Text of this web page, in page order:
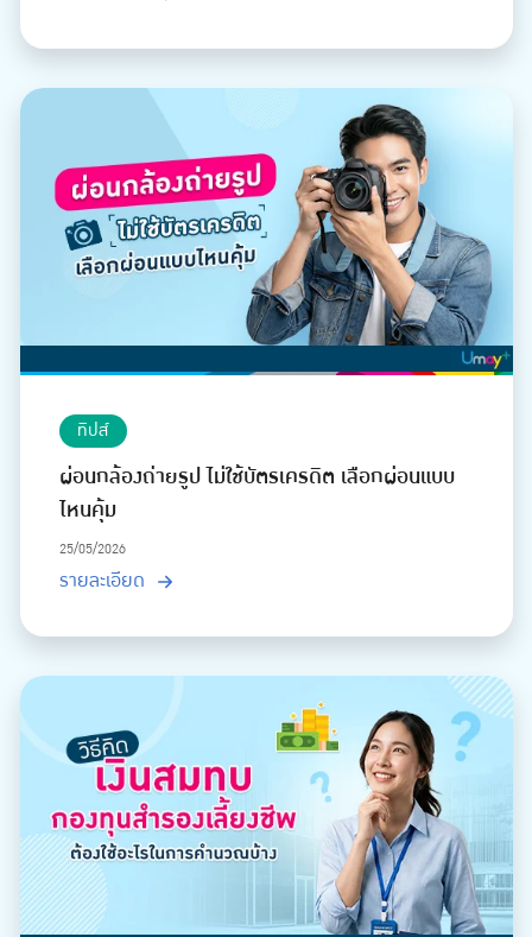
ทิปส์
ผ่อนกล้องถ่ายรูป ไม่ใช้บัตรเครดิต เลือกผ่อนแบบ
ไหนคุ้ม
25/05/2026
รายละเอียด